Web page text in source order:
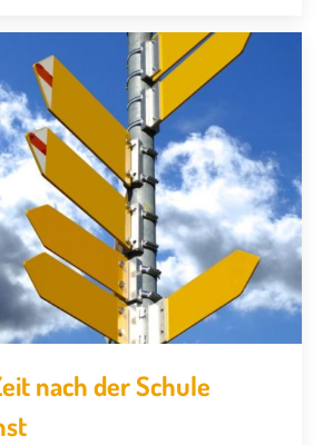
nach der Schule